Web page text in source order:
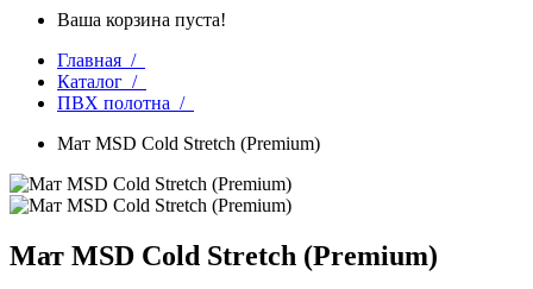
Ваша корзина пуста!
Главная /
Каталог /
ПВХ полотна /
Мат MSD Cold Stretch (Premium)
Мат MSD Cold Stretch (Premium)